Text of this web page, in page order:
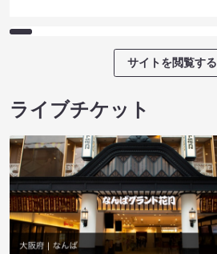
サイトを閲覧する
ライブチケット